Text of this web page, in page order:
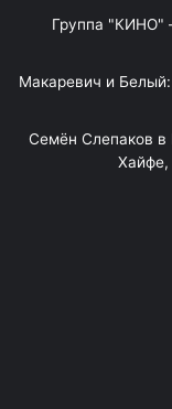
Группа "КИНО"
Макаревич и
Семён Слепаков в
Хайфе,